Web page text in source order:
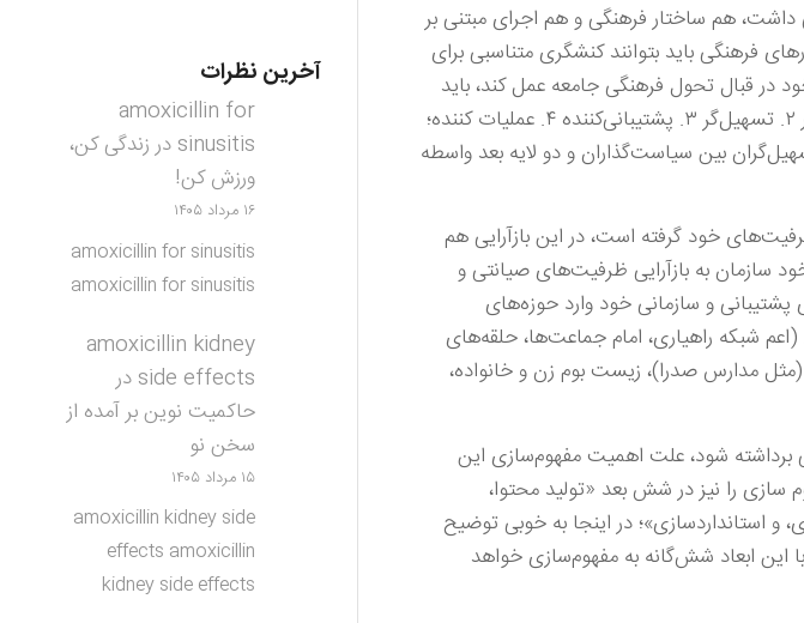
هم ساختار فرهنگی و هم اجرای مبتنی بر
فرهنگی باید بتوانند کنشگری متناسبی برای
در قبال تحول فرهنگی جامعه عمل کند، باید
بداند که برای راهبری زیست بوم فرهنگی چهار لایه کنشگر داریم، ۱. سیاستگذار ۲. تسهیل‌گر ۳. پشتیبانی‌کننده ۴. عملیات کننده؛
بین سیاست‌گذاران و دو لایه بعد واسطه
خود گرفته است، در این بازآرایی هم
سازمان به بازآرایی ظرفیت‌های صیانتی و
پشتیبانی و سازمانی خود وارد حوزه‌های
شبکه راهیاری، امام جماعت‌ها، حلقه‌های
مدارس صدرا)، زیست بوم زن و خانواده،
برداشته شود، علت اهمیت مفهوم‌سازی این
را نیز در شش بعد «تولید محتوا،
استانداردسازی»؛ در اینجا به خوبی توضیح
این ابعاد شش‌گانه به مفهوم‌سازی خواهد
آخرین نظرات
amoxicillin for
sinusitis درزندگی کن،
ورزش کن!
۱۶ مرداد ۱۴۰۵
amoxicillin for sinusitis
amoxicillin for sinusitis
amoxicillin kidney
side effects در
حاکمیت نوین بر آمده از
سخن نو
۱۵ مرداد ۱۴۰۵
amoxicillin kidney side
effects amoxicillin
kidney side effects